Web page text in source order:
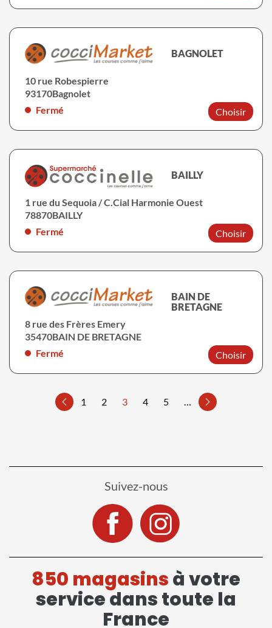
BAGNOLET
10 rue Robespierre
93170Bagnolet
Choisir
Fermé
BAILLY
1 rue du Sequoia / C.Cial Harmonie Ouest
78870BAILLY
Choisir
Fermé
BAIN DE
BRETAGNE
8 rue des Frères Emery
35470BAIN DE BRETAGNE
Choisir
Fermé
Page précédente
1 2 3 4 5 … Page suivante
Suivez-nous
850 magasinsà votre
service dans toute la
France